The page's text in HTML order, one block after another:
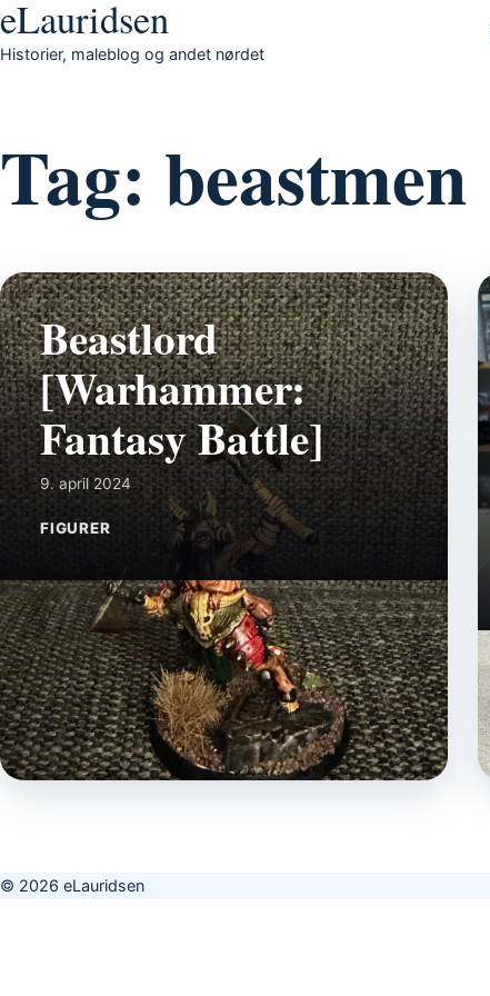
Gå til indhold
eLauridsen
Historier, maleblog og andet nørdet
Tag: beastmen
Beastlord
[Warhammer:
Fantasy Battle]
9. april 2024
FIGURER
© 2026 eLauridsen